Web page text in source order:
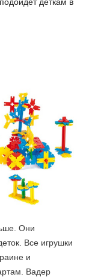
Они
Все игрушки
и
Вадер